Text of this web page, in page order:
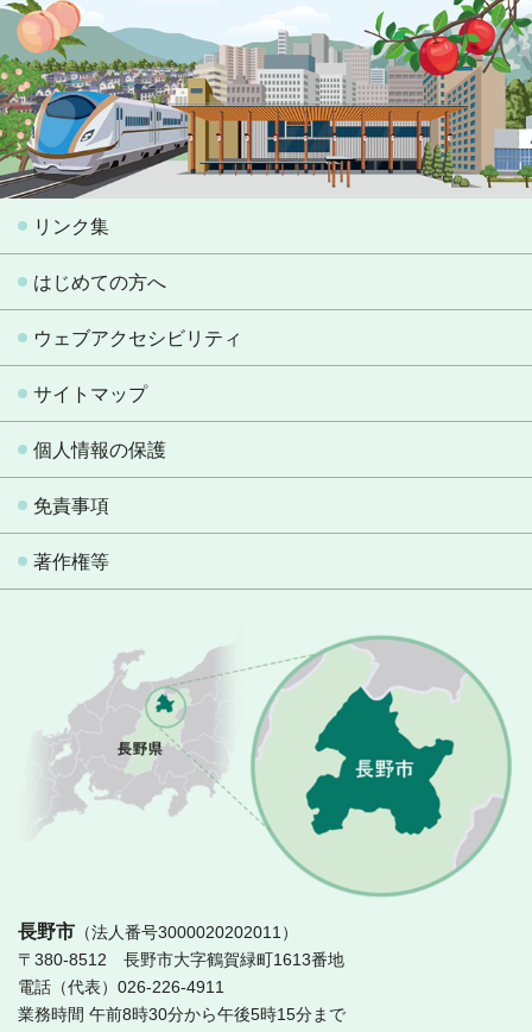
リンク集
はじめての方へ
ウェブアクセシビリティ
サイトマップ
個人情報の保護
免責事項
著作権等
長野市 （法人番号3000020202011）
〒380-8512 長野市大字鶴賀緑町1613番地
電話（代表）026-226-4911
業務時間 午前8時30分から午後5時15分まで